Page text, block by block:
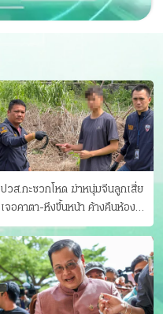
ปวส.กะซวกโหด ฆ่าหนุ่มจีนลูกเสี่ย
เจอคาตา-หึงขึ้นหน้า ค้างคืนห้อง
แฟนสาว